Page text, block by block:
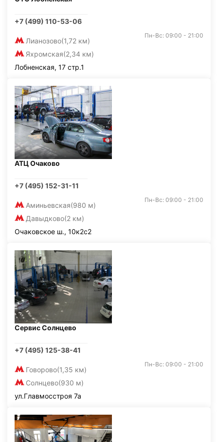
+7 (499) 110-53-06
Лианозово(1,72 км)
Яхромская(2,34 км)
Пн-Вс: 09:00 - 21:00
Лобненская, 17 стр.1
АТЦ Очаково
+7 (495) 152-31-11
Аминьевская(980 м)
Давыдково(2 км)
Пн-Вс: 09:00 - 21:00
Очаковское ш., 10к2с2
Сервис Солнцево
+7 (495) 125-38-41
Говорово(1,35 км)
Солнцево(930 м)
Пн-Вс: 09:00 - 21:00
ул.Главмосстроя 7а